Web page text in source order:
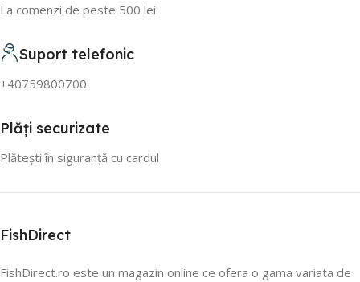
La comenzi de peste 500 lei
Suport telefonic
+40759800700
Plăți securizate
Plătești în siguranță cu cardul
FishDirect
FishDirect.ro este un magazin online ce ofera o gama variata de